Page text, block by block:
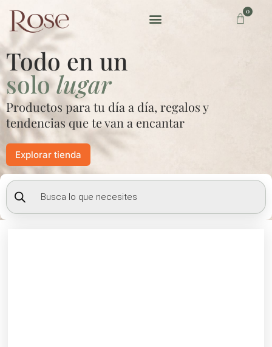
contenido
0
Carrito
Todo en un
sololugar
Productos para tu día a día, regalos y
tendencias que te van a encantar
Explorar tienda
Búsqueda
de
productos